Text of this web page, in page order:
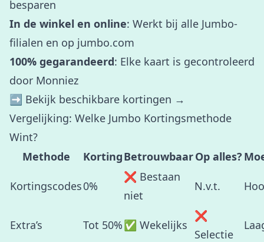
besparen
In de winkel en online: Werkt bij alle Jumbo-
filialen en op jumbo.com
100% gegarandeerd: Elke kaart is gecontroleerd
door Monniez
➡️ Bekijk beschikbare kortingen →
Vergelijking: Welke Jumbo Kortingsmethode
Wint?
Methode
KortingBetrouwbaarOp alles?
Kortingscodes0%
❌ Bestaan
niet
N.v.t.
Extra’s Tot 50%✅ Wekelijks
❌
Selectie